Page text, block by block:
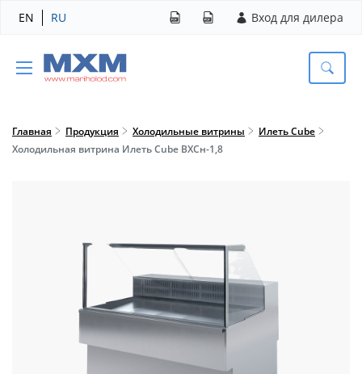
EN RU Вход для дилера
Главная Продукция Холодильные витрины
Илеть Cube
Холодильная витрина Илеть Cube ВХСн-1,8